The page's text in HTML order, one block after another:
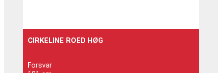
CIRKELINE ROED HØG
Forsvar